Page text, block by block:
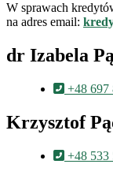
W sprawach
na adres email:
dr Izabela
+48 697
Krzysztof
+48 533